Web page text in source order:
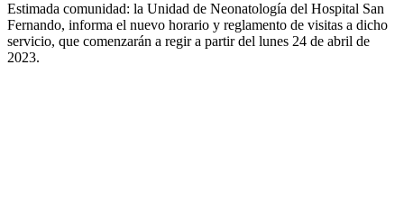
Estimada comunidad: la Unidad de Neonatología del Hospital San
Fernando, informa el nuevo horario y reglamento de visitas a dicho
servicio, que comenzarán a regir a partir del lunes 24 de abril de
2023.